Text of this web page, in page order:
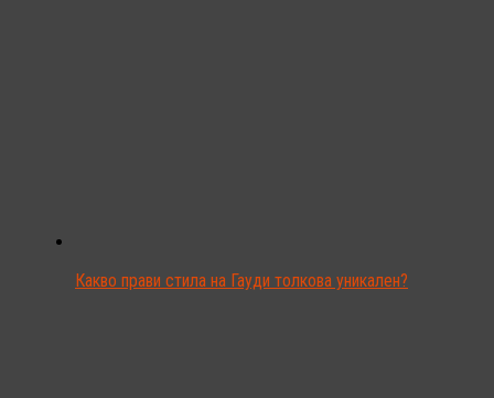
Какво прави стила на Гауди толкова уникален?